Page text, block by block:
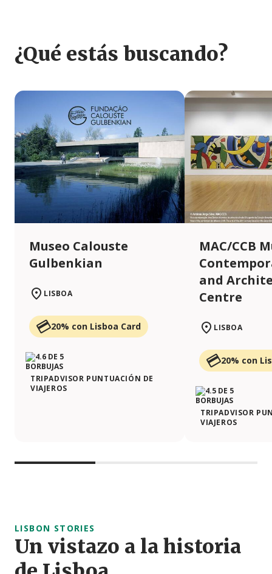
¿Qué estás buscando?
Museo Calouste
Gulbenkian
LISBOA
20% con Lisboa Card
TRIPADVISOR PUNTUACIÓN DE
VIAJEROS
MAC/CCB
and
Centre
LISBOA
20% con
TRIPADVISOR
VIAJEROS
LISBON STORIES
Un vistazo a la historia